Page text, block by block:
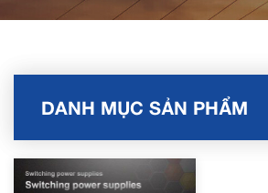
DANH MỤC SẢN PHẨM